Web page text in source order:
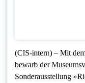
(CIS-intern) – Mit
bewarb der
Sonderausstellung